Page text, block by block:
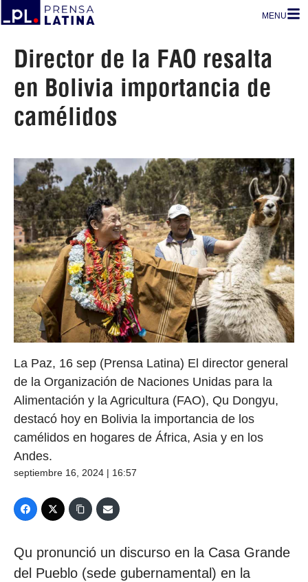
MENU
Director de la FAO resalta
en Bolivia importancia de
camélidos
La Paz, 16 sep (Prensa Latina) El director general
de la Organización de Naciones Unidas para la
Alimentación y la Agricultura (FAO), Qu Dongyu,
destacó hoy en Bolivia la importancia de los
camélidos en hogares de África, Asia y en los
Andes.
septiembre 16, 2024 | 16:57
Qu pronunció un discurso en la Casa Grande
del Pueblo (sede gubernamental) en la